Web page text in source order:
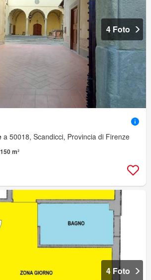
4 Foto
a 50018, Scandicci, Provincia di Firenze
150 m²
4 Foto